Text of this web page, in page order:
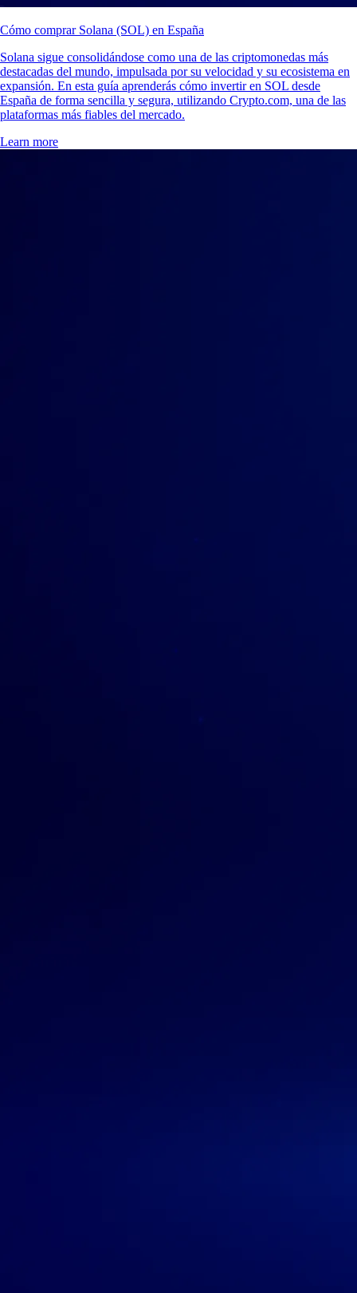
Cómo comprar Solana (SOL) en España
Solana sigue consolidándose como una de las criptomonedas más
destacadas del mundo, impulsada por su velocidad y su ecosistema en
expansión. En esta guía aprenderás cómo invertir en SOL desde
España de forma sencilla y segura, utilizando Crypto.com, una de las
plataformas más fiables del mercado.
Learn more